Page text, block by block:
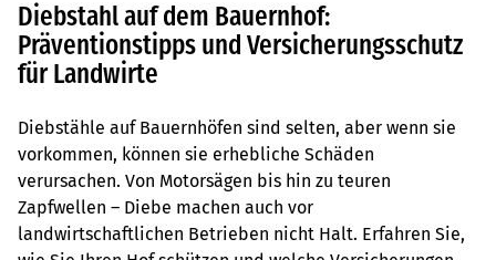
Diebstahl auf dem Bauernhof:
Präventionstipps und Versicherungsschutz
für Landwirte
Diebstähle auf Bauernhöfen sind selten, aber wenn sie
vorkommen, können sie erhebliche Schäden
verursachen. Von Motorsägen bis hin zu teuren
Zapfwellen – Diebe machen auch vor
landwirtschaftlichen Betrieben nicht Halt. Erfahren Sie,